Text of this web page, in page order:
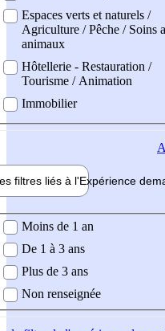
Espaces verts et naturels /
Agriculture / Pêche / Soins
animaux
Hôtellerie - Restauration /
Tourisme / Animation
Immobilier
filtres liés à l'Expérience
demandée
Moins de 1 an
De 1 à 3 ans
Plus de 3 ans
Non renseignée